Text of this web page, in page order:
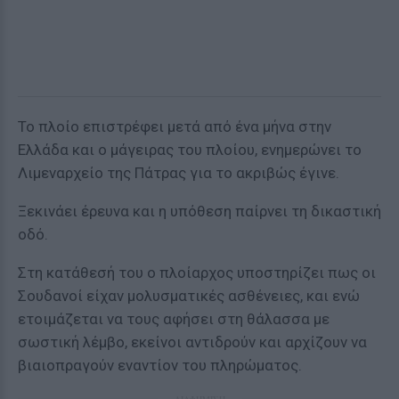
Το πλοίο επιστρέφει μετά από ένα μήνα στην
Ελλάδα και ο μάγειρας του πλοίου, ενημερώνει το
Λιμεναρχείο της Πάτρας για το ακριβώς έγινε.
Ξεκινάει έρευνα και η υπόθεση παίρνει τη δικαστική
οδό.
Στη κατάθεσή του ο πλοίαρχος υποστηρίζει πως οι
Σουδανοί είχαν μολυσματικές ασθένειες, και ενώ
ετοιμάζεται να τους αφήσει στη θάλασσα με
σωστική λέμβο, εκείνοι αντιδρούν και αρχίζουν να
βιαιοπραγούν εναντίον του πληρώματος.